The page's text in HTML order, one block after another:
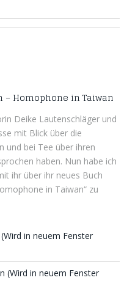
Homophone in Taiwan
Deike Lautenschläger und
mit Blick über die
und bei Tee über ihren
haben. Nun habe ich
ihr über ihr neues Buch
in Taiwan“ zu
in neuem Fenster
(Wird in neuem Fenster